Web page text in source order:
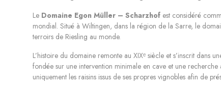
Le Domaine Egon Müller – Scharzhofest considéré
mondial. Situé à Wiltingen, dans la région de la Sarre, le
terroirs de Riesling au monde.
L’histoire du domaine remonte au XIXᵉsiècle et s’inscrit dans
fondée sur une intervention minimale en cave et une
uniquement les raisins issus de ses propres vignobles afin de